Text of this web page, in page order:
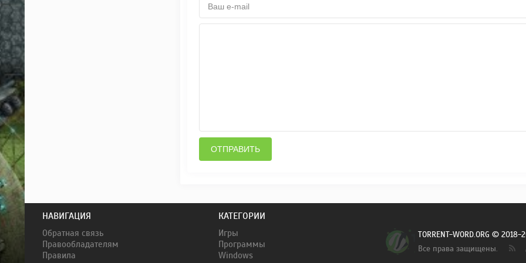
ОТПРАВИТЬ
НАВИГАЦИЯ
Обратная связь
Правообладателям
Правила
КАТЕГОРИИ
Игры
Программы
Windows
TORRENT-WORD.ORG © 2018-
Все права защищены.